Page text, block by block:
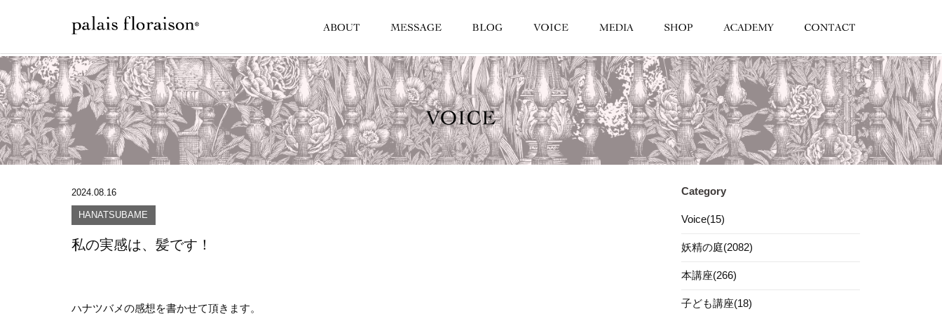
2024.08.16
HANATSUBAME
私の実感は、髪です！
ハナツバメの感想を書かせて頂きます。
Category
Voice(15)
妖精の庭(2082)
本講座(266)
子ども講座(18)